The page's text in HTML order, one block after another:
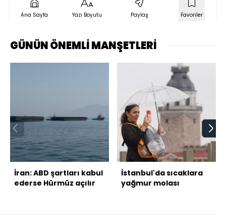
Ana Sayfa Yazı Boyutu Paylaş Favoriler
GÜNÜN ÖNEMLİ MANŞETLERİ
İran: ABD şartları kabul
ederse Hürmüz açılır
İstanbul'da sıcaklara
yağmur molası